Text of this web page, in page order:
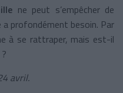
ne peut s’empêcher de
profondément besoin. Par
à se rattraper, mais est-il
avril.